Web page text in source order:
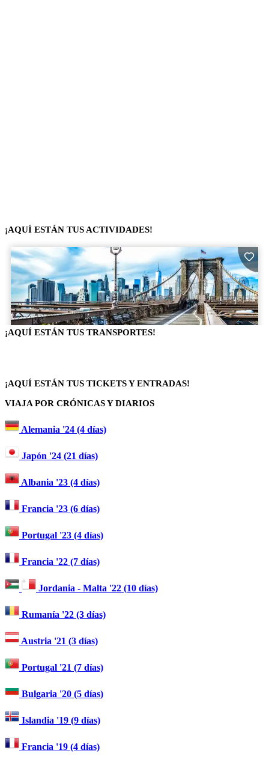
¡AQUÍ ESTÁN TUS ACTIVIDADES!
¡AQUÍ ESTÁN TUS TRANSPORTES!
¡AQUÍ ESTÁN TUS TICKETS Y ENTRADAS!
VIAJA POR CRÓNICAS Y DIARIOS
Alemania '24 (4 días)
Japón '24 (21 días)
Albania '23 (4 días)
Francia '23 (6 días)
Portugal '23 (4 días)
Francia '22 (7 días)
Jordania - Malta '22 (10 días)
Rumanía '22 (3 días)
Austria '21 (3 días)
Portugal '21 (7 días)
Bulgaria '20 (5 días)
Islandia '19 (9 días)
Francia '19 (4 días)